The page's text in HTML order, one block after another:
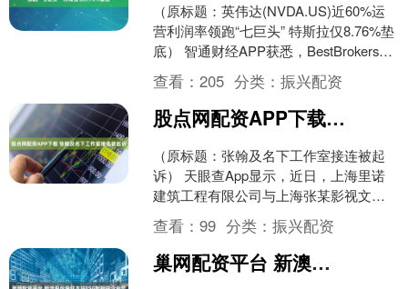
（原标题：英伟达(NVDA.US)近60%运
营利润率领跑“七巨头” 特斯拉仅8.76%垫
底） 智通财经APP获悉，BestBrokers最
新研究显示，人工智能芯....
查看：205 分类：振兴配资
股点网配资APP下载 张翰及名下工作室接连被起诉
（原标题：张翰及名下工作室接连被起
诉） 天眼查App显示，近日，上海里诺
建筑工程有限公司与上海张某影视文化
工作室，张翰相关承揽合同纠纷案件新
增开庭公告，原告为上....
查看：99 分类：振兴配资
巢网配资平台 新澳股份荣获本站ESG新标杆企业奖